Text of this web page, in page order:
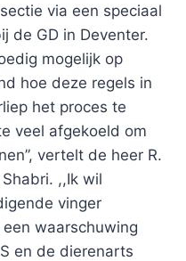
via een speciaal
de GD in Deventer.
mogelijk op
hoe deze regels in
het proces te
veel afgekoeld om
vertelt de heer R.
Shabri. ,,Ik wil
vinger
waarschuwing
en de dierenarts